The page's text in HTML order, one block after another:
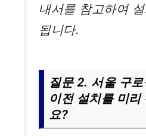
내서를 참고하여
됩니다.
질문 2. 서울 구
이전 설치를 미
요?